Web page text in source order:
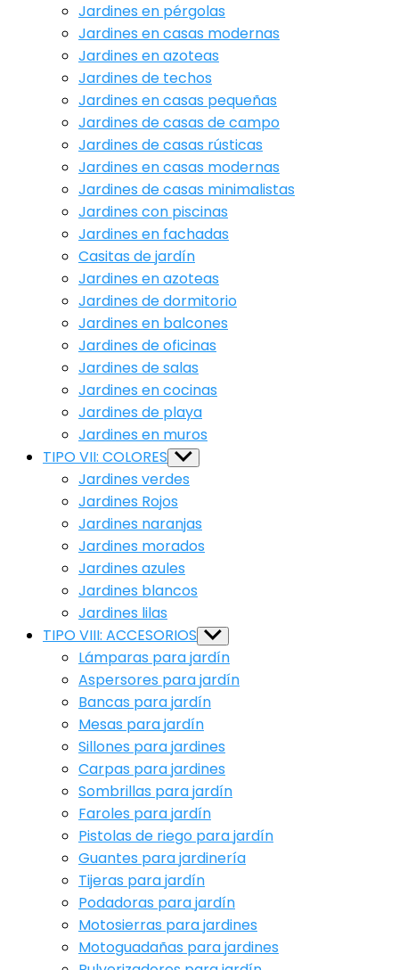
Jardines en pérgolas
Jardines en casas modernas
Jardines en azoteas
Jardines de techos
Jardines en casas pequeñas
Jardines de casas de campo
Jardines de casas rústicas
Jardines en casas modernas
Jardines de casas minimalistas
Jardines con piscinas
Jardines en fachadas
Casitas de jardín
Jardines en azoteas
Jardines de dormitorio
Jardines en balcones
Jardines de oficinas
Jardines de salas
Jardines en cocinas
Jardines de playa
Jardines en muros
TIPO VII: COLORES Show
sub
menu
Jardines verdes
Jardines Rojos
Jardines naranjas
Jardines morados
Jardines azules
Jardines blancos
Jardines lilas
TIPO VIII: ACCESORIOS Show
sub
menu
Lámparas para jardín
Aspersores para jardín
Bancas para jardín
Mesas para jardín
Sillones para jardines
Carpas para jardines
Sombrillas para jardín
Faroles para jardín
Pistolas de riego para jardín
Guantes para jardinería
Tijeras para jardín
Podadoras para jardín
Motosierras para jardines
Motoguadañas para jardines